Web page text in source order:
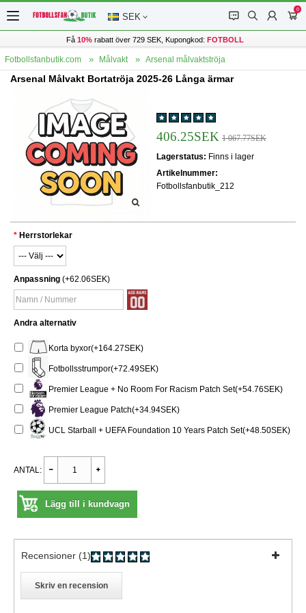
SEK 󰂱 󰂨 󰃳
0
󰃦
Få 10%rabatt över 729 SEK, Kupongkod: FOTBOLL
Fotbollsfanbutik.com Målvakt Arsenal målvaktströja
Arsenal Målvakt Bortatröja 2025-26 Långa ärmar
406.25SEK 1 067.77SEK
Lagerstatus: Finns i lager
Artikelnummer:
Fotbollsfanbutik_212
Herrstorlekar
Anpassning (+62.06SEK)
Andra alternativ
Korta byxor(+164.27SEK)
Fotbollsstrumpor(+72.49SEK)
Premier League + No Room For Racism Patch Set(+54.76SEK)
Premier League Patch(+34.94SEK)
UCL Starball + UEFA Foundation 10 Years Patch Set(+48.50SEK)
ANTAL:
Lägg till i kundvagn
Recensioner (1)
Skriv en recension